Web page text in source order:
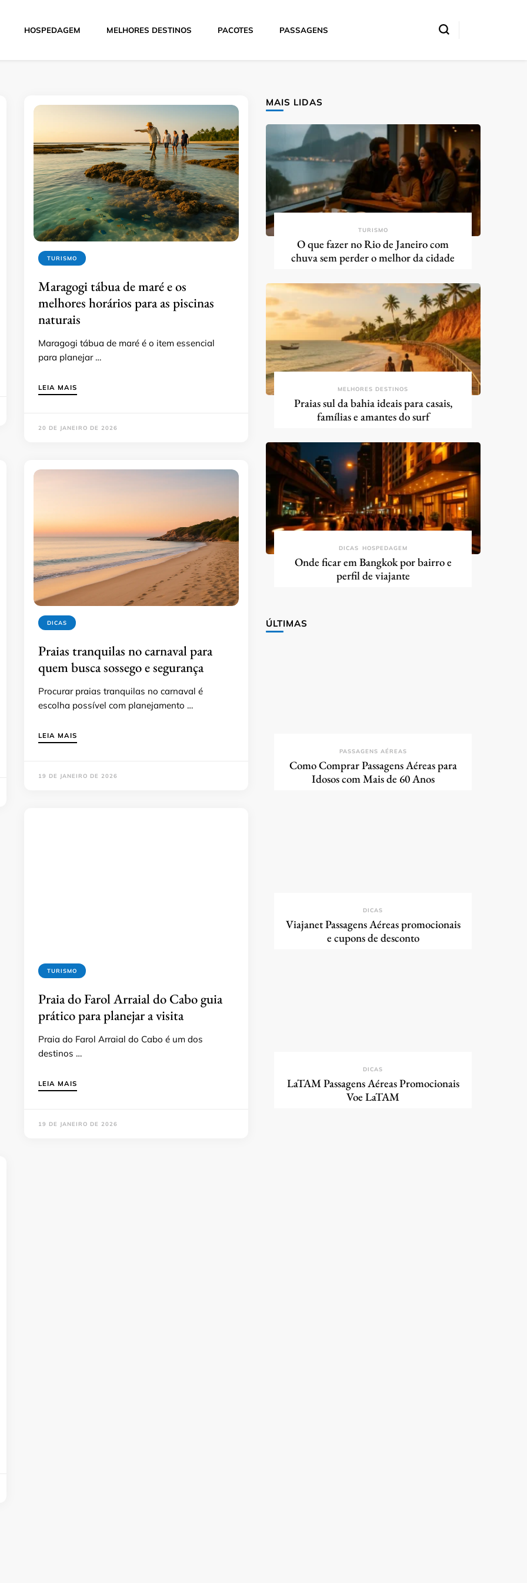
HOSPEDAGEM MELHORES DESTINOS PACOTES PASSAGENS
TURISMO
Maragogi tábua de maré e os
melhores horários para as piscinas
naturais
Maragogi tábua de maré é o item essencial
para planejar …
LEIA MAIS
20 DE JANEIRO DE 2026
DICAS
Praias tranquilas no carnaval para
quem busca sossego e segurança
Procurar praias tranquilas no carnaval é
escolha possível com planejamento …
LEIA MAIS
19 DE JANEIRO DE 2026
TURISMO
Praia do Farol Arraial do Cabo guia
prático para planejar a visita
Praia do Farol Arraial do Cabo é um dos
destinos …
LEIA MAIS
19 DE JANEIRO DE 2026
MAIS LIDAS
TURISMO
O que fazer no Rio de Janeiro com
chuva sem perder o melhor da cidade
MELHORES DESTINOS
Praias sul da bahia ideais para casais,
famílias e amantes do surf
DICAS HOSPEDAGEM
Onde ficar em Bangkok por bairro e
perfil de viajante
ÚLTIMAS
PASSAGENS AÉREAS
Como Comprar Passagens Aéreas para
Idosos com Mais de 60 Anos
DICAS
Viajanet Passagens Aéreas promocionais
e cupons de desconto
DICAS
LaTAM Passagens Aéreas Promocionais
Voe LaTAM